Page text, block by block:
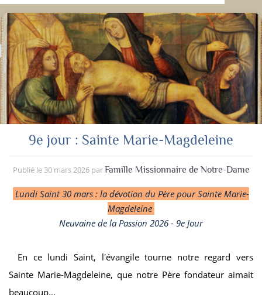
9e jour : Sainte Marie-Magdeleine
Publié le 30 mars 2026 parFamille Missionnaire de Notre-Dame
Lundi Saint 30 mars : la dévotion du Père pour Sainte Marie-
Magdeleine
Neuvaine de la Passion 2026 - 9e Jour
En ce lundi Saint, l'évangile tourne notre regard vers
Sainte Marie-Magdeleine, que notre Père fondateur aimait
beaucoup...